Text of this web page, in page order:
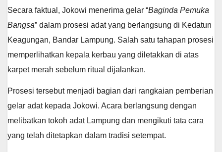
Secara faktual, Jokowi menerima gelar “Baginda Pemuka
Bangsa” dalam prosesi adat yang berlangsung di Kedatun
Keagungan, Bandar Lampung. Salah satu tahapan prosesi
memperlihatkan kepala kerbau yang diletakkan di atas
karpet merah sebelum ritual dijalankan.
Prosesi tersebut menjadi bagian dari rangkaian pemberian
gelar adat kepada Jokowi. Acara berlangsung dengan
melibatkan tokoh adat Lampung dan mengikuti tata cara
yang telah ditetapkan dalam tradisi setempat.